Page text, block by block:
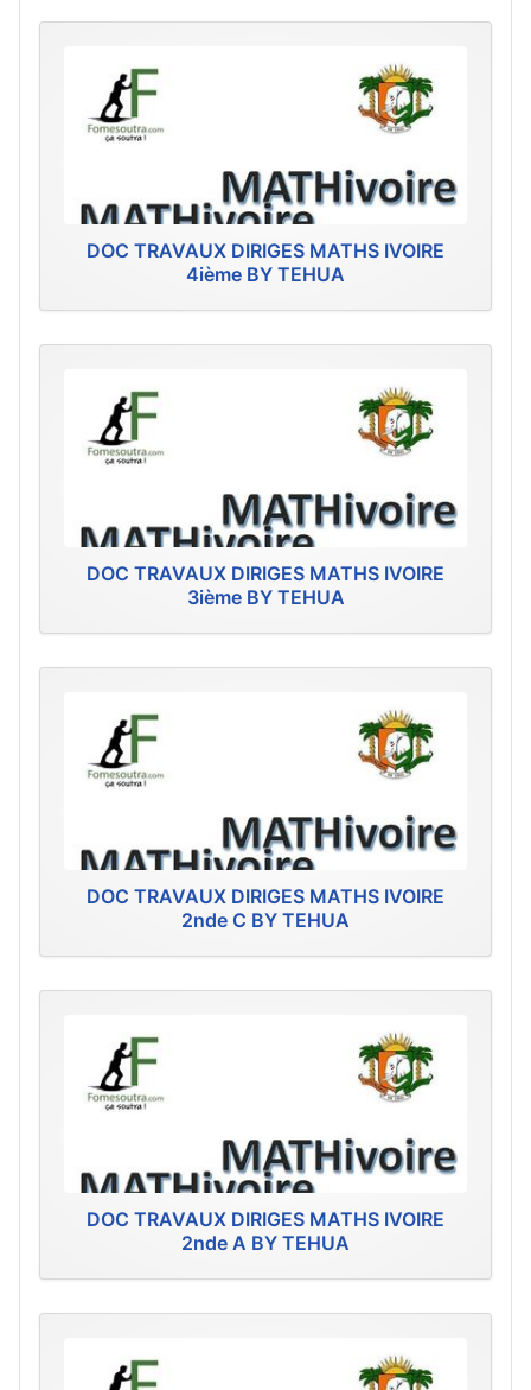
DOC TRAVAUX DIRIGES MATHS IVOIRE
4ième BY TEHUA
DOC TRAVAUX DIRIGES MATHS IVOIRE
3ième BY TEHUA
DOC TRAVAUX DIRIGES MATHS IVOIRE
2nde C BY TEHUA
DOC TRAVAUX DIRIGES MATHS IVOIRE
2nde A BY TEHUA